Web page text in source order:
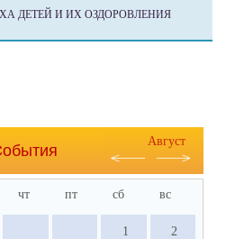
ДЕТЕЙ И ИХ ОЗДОРОВЛЕНИЯ
Август
чт пт сб вс
1 2